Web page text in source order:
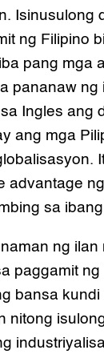
Isinusulong
ng Filipino
pang mga
pananaw ng
Ingles ang
ang mga
advantage
sa
ng ilan
paggamit ng
bansa kundi
nitong